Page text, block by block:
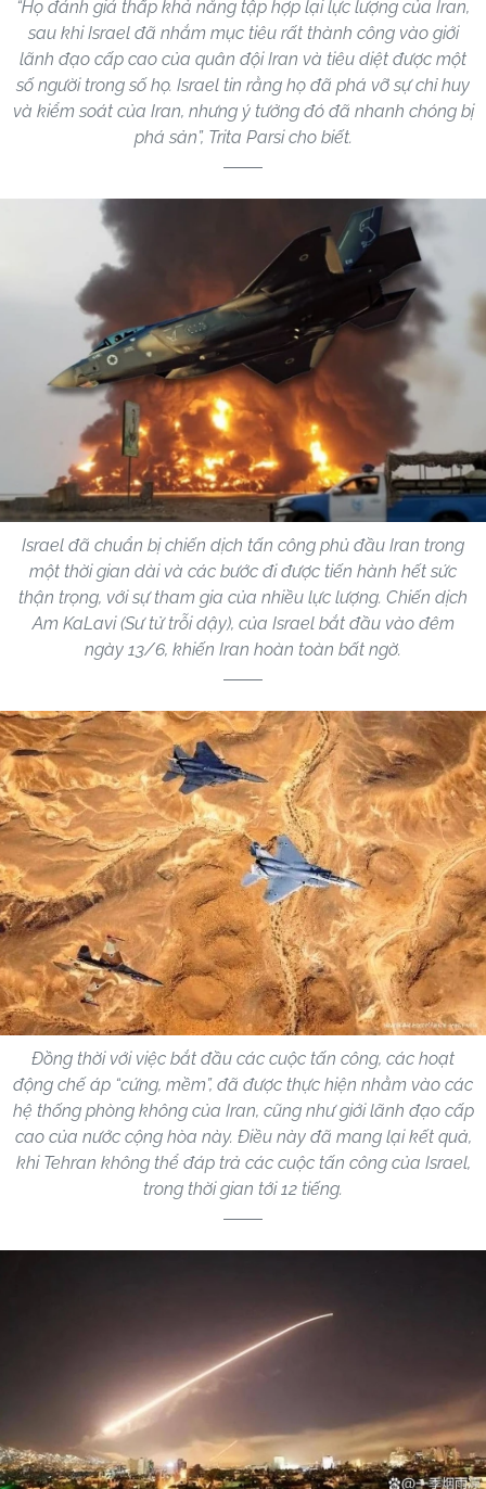
“Họ đánh giá thấp khả năng tập hợp lại lực lượng của Iran,
sau khi Israel đã nhắm mục tiêu rất thành công vào giới
lãnh đạo cấp cao của quân đội Iran và tiêu diệt được một
số người trong số họ. Israel tin rằng họ đã phá vỡ sự chỉ huy
và kiểm soát của Iran, nhưng ý tưởng đó đã nhanh chóng bị
phá sản”, Trita Parsi cho biết.
Israel đã chuẩn bị chiến dịch tấn công phủ đầu Iran trong
một thời gian dài và các bước đi được tiến hành hết sức
thận trọng, với sự tham gia của nhiều lực lượng. Chiến dịch
Am KaLavi (Sư tử trỗi dậy), của Israel bắt đầu vào đêm
ngày 13/6, khiến Iran hoàn toàn bất ngờ.
Đồng thời với việc bắt đầu các cuộc tấn công, các hoạt
động chế áp “cứng, mềm”, đã được thực hiện nhằm vào các
hệ thống phòng không của Iran, cũng như giới lãnh đạo cấp
cao của nước cộng hòa này. Điều này đã mang lại kết quả,
khi Tehran không thể đáp trả các cuộc tấn công của Israel,
trong thời gian tới 12 tiếng.